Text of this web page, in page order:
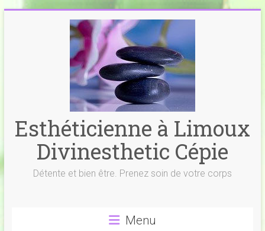
Esthéticienne à Limoux
Divinesthetic Cépie
Détente et bien être. Prenez soin de votre corps
Menu